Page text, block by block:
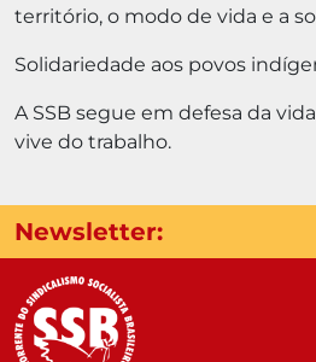
território, o modo de vida e a
Solidariedade aos povos
A SSB segue em defesa da
vive do trabalho.
Newsletter: